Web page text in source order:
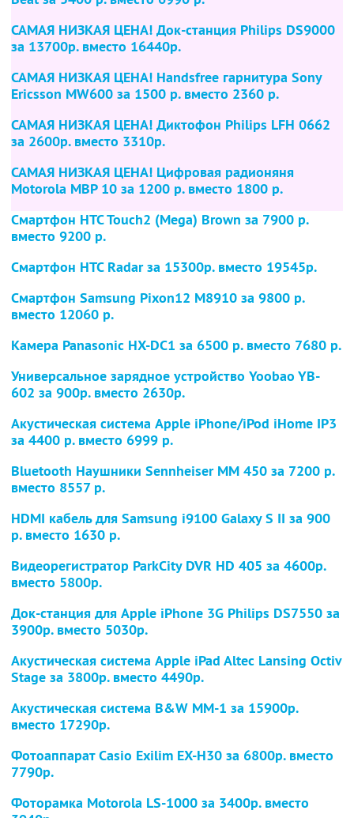
САМАЯ НИЗКАЯ ЦЕНА! Док-станция Philips DS9000
за 13700р. вместо 16440р.
САМАЯ НИЗКАЯ ЦЕНА! Handsfree гарнитура Sony
Ericsson MW600 за 1500 р. вместо 2360 р.
САМАЯ НИЗКАЯ ЦЕНА! Диктофон Philips LFH 0662
за 2600р. вместо 3310р.
САМАЯ НИЗКАЯ ЦЕНА! Цифровая радионяня
Motorola MBP 10 за 1200 р. вместо 1800 р.
Смартфон HTC Touch2 (Mega) Brown за 7900 р.
вместо 9200 р.
Смартфон HTC Radarза 15300р. вместо 19545р.
Смартфон Samsung Pixon12 M8910 за 9800 р.
вместо 12060 р.
Камера Panasonic HX-DC1 за 6500 р. вместо 7680 р.
Универсальное зарядное устройство Yoobao YB-
602 за 900р. вместо 2630р.
Акустическая система Apple iPhone/iPod iHome IP3
за 4400 р. вместо 6999 р.
Bluetooth Наушники Sennheiser MM 450 за 7200 р.
вместо 8557 р.
HDMI кабель для Samsung i9100 Galaxy S II за 900
р. вместо 1630 р.
Видеорегистратор ParkCity DVR HD 405 за 4600р.
вместо 5800р.
Док-станция для Apple iPhone 3G Philips DS7550 за
3900р. вместо 5030р.
Акустическая система Apple iPad Altec Lansing Octiv
Stage за 3800р. вместо 4490р.
Акустическая система B&W MM-1 за 15900р.
вместо 17290р.
Фотоаппарат Casio Exilim EX-H30 за 6800р. вместо
7790р.
Фоторамка Motorola LS-1000 за 3400р. вместо